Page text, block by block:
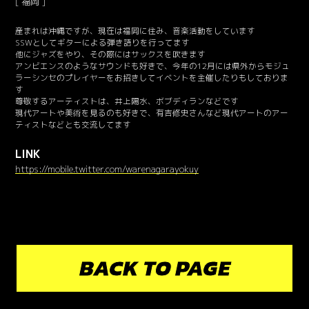
産まれは沖縄ですが、現在は福岡に住み、音楽活動をしています
SSWとしてギターによる弾き語りを行ってます
他にジャズをやり、その際にはサックスを吹きます
アンビエンスのようなサウンドも好きで、今年の12月には県外からモジュ
ラーシンセのプレイヤーをお招きしてイベントを主催したりもしておりま
す
尊敬するアーティストは、井上陽水、ボブディランなどです
現代アートや美術を見るのも好きで、有吉修史さんなど現代アートのアー
ティストなどとも交流してます
LINK
https://mobile.twitter.com/warenagarayokuy
BACK TO PAGE